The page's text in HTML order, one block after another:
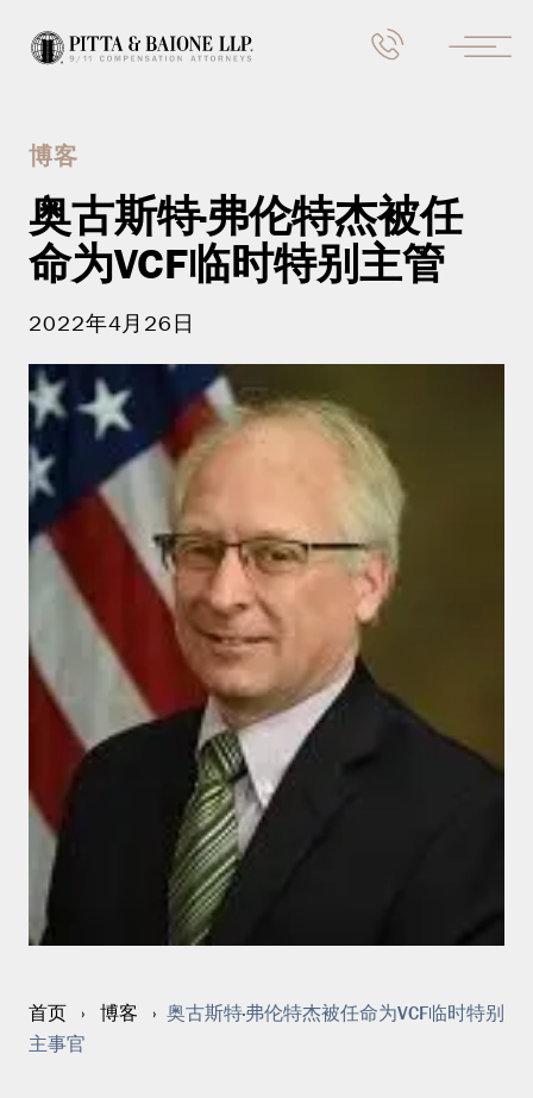
博客
奥古斯特·弗伦特杰被任
命为VCF临时特别主管
2022年4月26日
首页 › 博客 ›
奥古斯特·弗伦特杰被任命为VCF临时特别
主事官